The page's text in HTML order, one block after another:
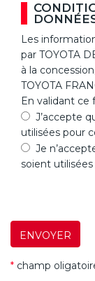
Les
par TOYOTA
à la
TOYOTA
En validant ce
J’accepte
utilisées pour
Je
soient
ENVOYER
* champ